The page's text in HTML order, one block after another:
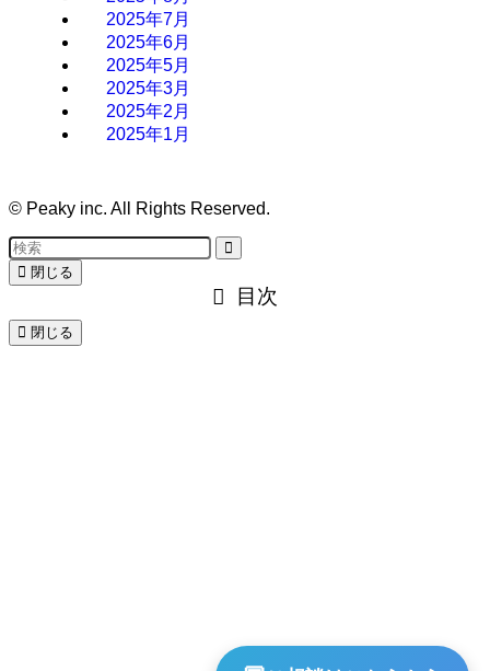
2025年7月
2025年6月
2025年5月
2025年3月
2025年2月
2025年1月
© Peaky inc. All Rights Reserved.
閉じる
目次
閉じる